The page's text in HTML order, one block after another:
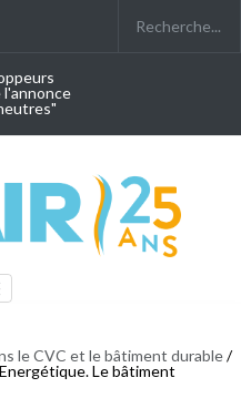
le CVC et le bâtiment durable/
Le bâtiment